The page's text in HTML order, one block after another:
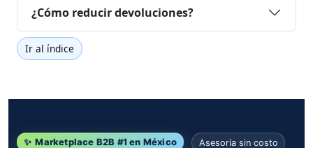
¿Cómo reducir devoluciones?
Ir al índice
✨ Marketplace B2B #1 en México
Asesoría sin costo